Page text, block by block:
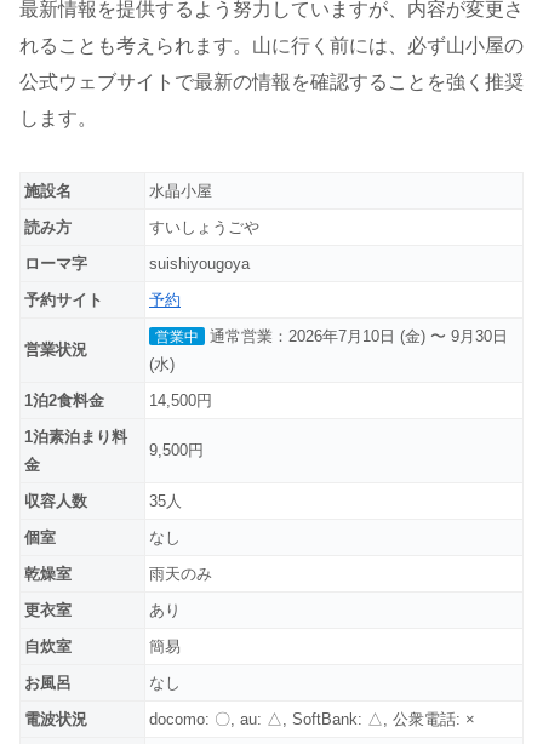
最新情報を提供するよう努力していますが、内容が変更さ
れることも考えられます。山に行く前には、必ず山小屋の
公式ウェブサイトで最新の情報を確認することを強く推奨
します。
施設名
水晶小屋
読み方
すいしょうごや
ローマ字
suishiyougoya
予約サイト
予約
営業状況
営業中
通常営業：2026年7月10日 (金) 〜 9月30日
(水)
1泊2食料金
14,500円
1泊素泊まり料
金
9,500円
収容人数
35人
個室
なし
乾燥室
雨天のみ
更衣室
あり
自炊室
簡易
お風呂
なし
電波状況
docomo: 〇, au: △, SoftBank: △, 公衆電話: ×